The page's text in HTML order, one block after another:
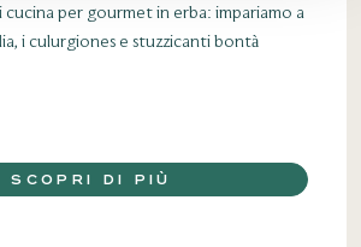
per gourmet in erba: impariamo a
i culurgiones e stuzzicanti bontà
SCOPRI DI PIÙ